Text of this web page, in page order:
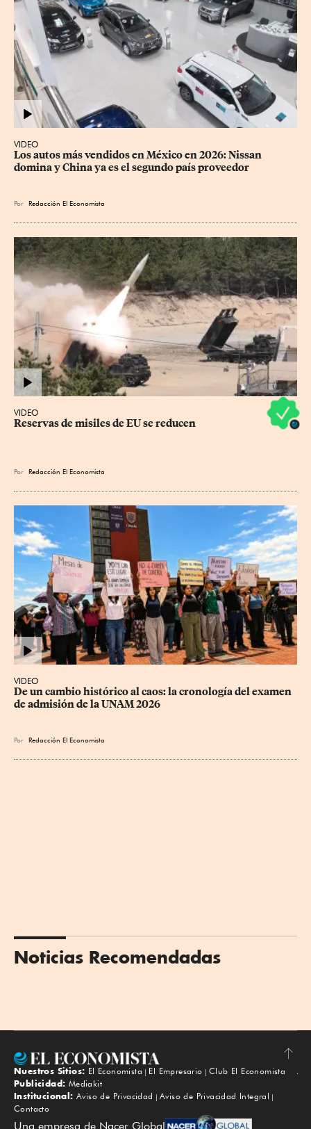
VIDEO
Los autos más vendidos en México en 2026: Nissan
domina y China ya es el segundo país proveedor
Por Redacción El Economista
VIDEO
Reservas de misiles de EU se reducen
Por Redacción El Economista
VIDEO
De un cambio histórico al caos: la cronología del examen
de admisión de la UNAM 2026
Por Redacción El Economista
Noticias Recomendadas
Subir
Nuestros Sitios: El Economista El Empresario
Club El Economista
Publicidad: Mediakit
Institucional: Aviso de Privacidad
Aviso de Privacidad Integral
Contacto
Una empresa de Nacer Global